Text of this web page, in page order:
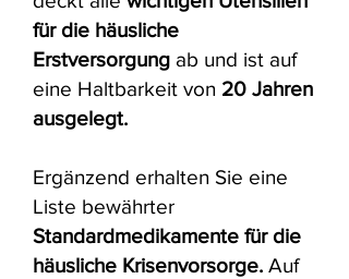
für die häusliche
Erstversorgung ab und ist auf
eine Haltbarkeit von 20 Jahren
ausgelegt.
Ergänzend erhalten Sie eine
Liste bewährter
Standardmedikamente für die
häusliche Krisenvorsorge. Auf